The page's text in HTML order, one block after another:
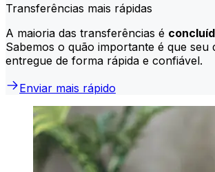
Transferências mais rápidas
A maioria das transferências é
Sabemos o quão importante é que seu
entregue de forma rápida e confiável.
Enviar mais rápido